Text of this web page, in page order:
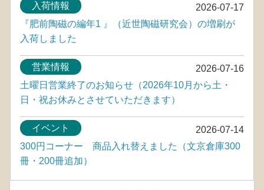
2026-07-17
入荷情報
『肥前陶磁の編年1 』（近世陶磁研究会）の増刷が
入荷しました
2026-07-16
営業情報
土曜日営業終了のお知らせ（2026年10月から土・
日・祝お休みとさせていただきます）
2026-07-14
イベント
300円コーナー 商品入れ替えました（文京倉庫300
冊・200冊追加）